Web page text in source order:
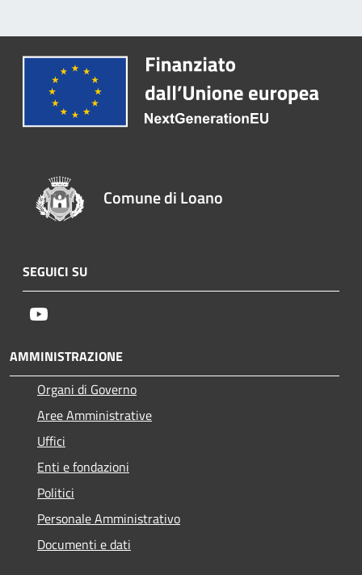
Comune di Loano
SEGUICI SU
AMMINISTRAZIONE
Organi di Governo
Aree Amministrative
Uffici
Enti e fondazioni
Politici
Personale Amministrativo
Documenti e dati